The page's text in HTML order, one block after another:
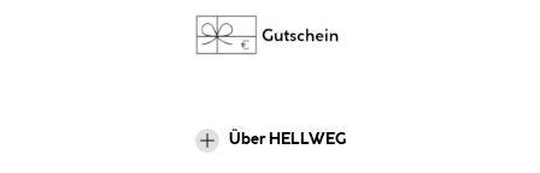
Über HELLWEG